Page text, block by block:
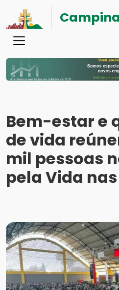
Bem-estar e
de vida
mil pessoas
pela Vida